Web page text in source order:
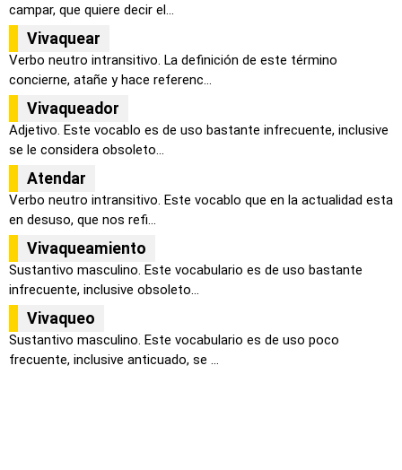
campar, que quiere decir el...
Vivaquear
Verbo neutro intransitivo. La definición de este término
concierne, atañe y hace referenc...
Vivaqueador
Adjetivo. Este vocablo es de uso bastante infrecuente, inclusive
se le considera obsoleto...
Atendar
Verbo neutro intransitivo. Este vocablo que en la actualidad esta
en desuso, que nos refi...
Vivaqueamiento
Sustantivo masculino. Este vocabulario es de uso bastante
infrecuente, inclusive obsoleto...
Vivaqueo
Sustantivo masculino. Este vocabulario es de uso poco
frecuente, inclusive anticuado, se ...